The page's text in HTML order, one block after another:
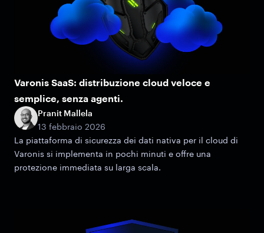
Varonis SaaS: distribuzione cloud veloce e
semplice, senza agenti.
Pranit Mallela
13 febbraio 2026
La piattaforma di sicurezza dei dati nativa per il cloud di
Varonis si implementa in pochi minuti e offre una
protezione immediata su larga scala.